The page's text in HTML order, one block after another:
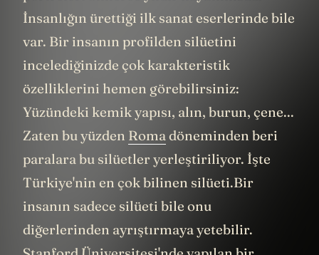
İnsanlığın ürettiği ilk sanat eserlerinde bile
var. Bir insanın profilden silüetini
incelediğinizde çok karakteristik
özelliklerini hemen görebilirsiniz:
Yüzündeki kemik yapısı, alın, burun, çene...
Zaten bu yüzden Romadöneminden beri
paralara bu silüetler yerleştiriliyor. İşte
Türkiye'nin en çok bilinen silüeti.Bir
insanın sadece silüeti bile onu
diğerlerinden ayrıştırmaya yetebilir.